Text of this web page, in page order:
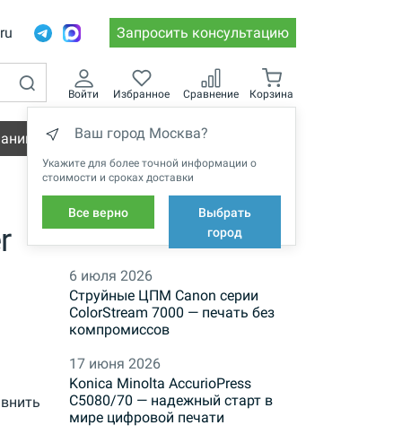
Запросить консультацию
Войти Избранное Сравнение Корзина
Ваш город Москва?
Укажите для более точной информации о
стоимости и сроках доставки
Все верно
Выбрать
город
Вакансии
НОВОСТИ
6 июля 2026
Струйные ЦПМ Canon серии
ColorStream 7000 — печать без
компромиссов
17 июня 2026
Konica Minolta AccurioPress
C5080/70 — надежный старт в
мире цифровой печати